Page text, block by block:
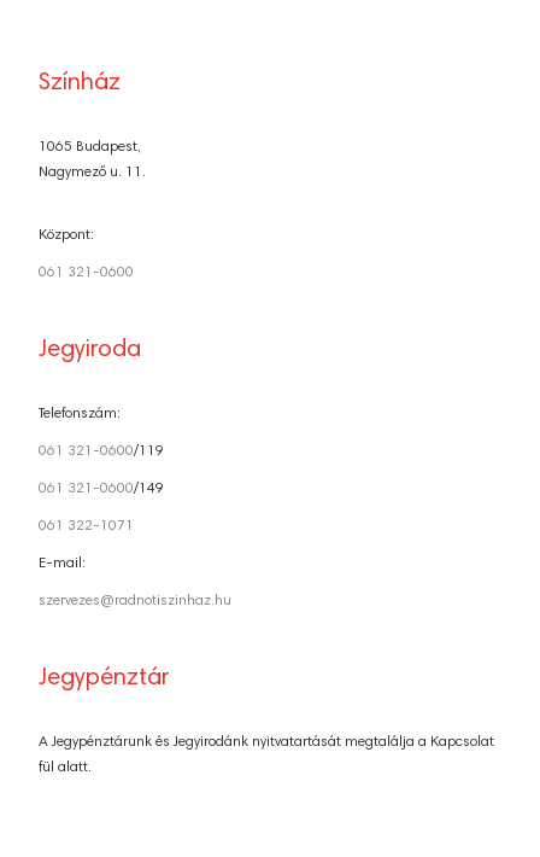
Színház
1065 Budapest,
Nagymező u. 11.
Központ:
061 321-0600
Jegyiroda
Telefonszám:
061 321-0600/119
061 321-0600/149
061 322-1071
E-mail:
szervezes@radnotiszinhaz.hu
Jegypénztár
A Jegypénztárunk és Jegyirodánk nyitvatartását megtalálja a Kapcsolat
fül alatt.